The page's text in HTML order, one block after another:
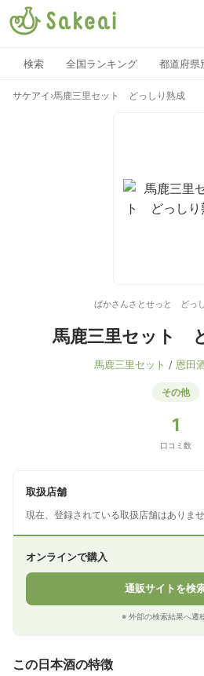
検索 全国ランキング 都道府県
サケアイ ›馬鹿三里セット どっしり熟成
ばかさんさとせっと どっ
馬鹿三里セット
馬鹿三里セット / 恩田
その他
1
口コミ数
取扱店舗
現在、登録されている取扱店舗はありませ
オンラインで購入
通販サイトを検
※ 外部の検索結果へ遷
この日本酒の特徴